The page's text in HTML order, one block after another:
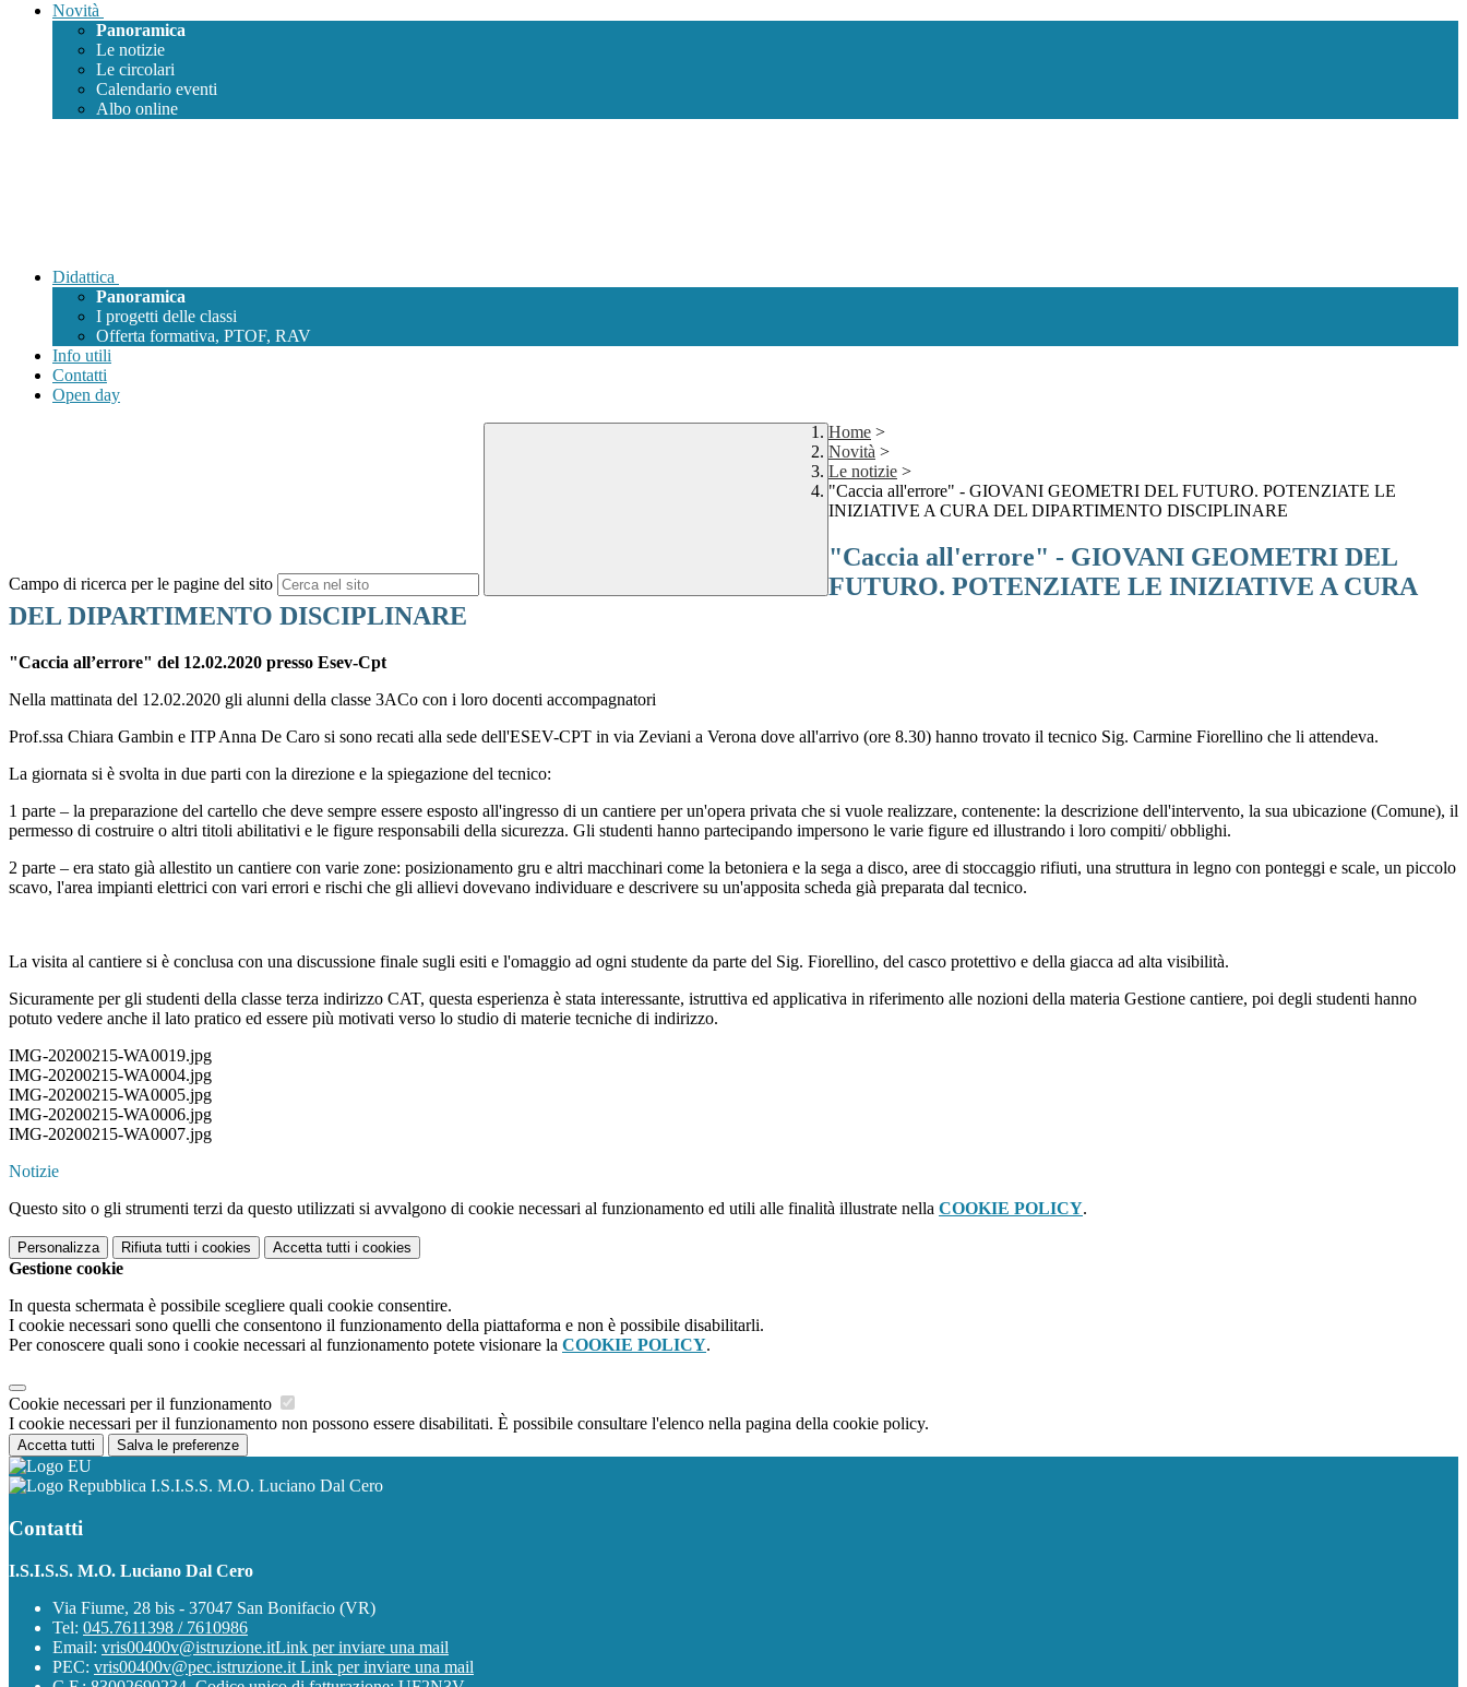
Novità
Panoramica
Le notizie
Le circolari
Calendario eventi
Albo online
Didattica
Panoramica
I progetti delle classi
Offerta formativa, PTOF, RAV
Info utili
Contatti
Open day
Campo di ricerca per le pagine del sito
Home >
Novità >
Le notizie >
"Caccia all'errore" - GIOVANI GEOMETRI DEL FUTURO. POTENZIATE LE
INIZIATIVE A CURA DEL DIPARTIMENTO DISCIPLINARE
"Caccia all'errore" - GIOVANI GEOMETRI DEL
FUTURO. POTENZIATE LE INIZIATIVE A CURA
DEL DIPARTIMENTO DISCIPLINARE
"Caccia all’errore" del 12.02.2020 presso Esev-Cpt
Nella mattinata del 12.02.2020 gli alunni della classe 3ACo con i loro docenti accompagnatori
Prof.ssa Chiara Gambin e ITP Anna De Caro si sono recati alla sede dell'ESEV-CPT in via Zeviani a Verona dove all'arrivo (ore 8.30) hanno trovato il tecnico Sig. Carmine Fiorellino che li attendeva.
La giornata si è svolta in due parti con la direzione e la spiegazione del tecnico:
1 parte – la preparazione del cartello che deve sempre essere esposto all'ingresso di un cantiere per un'opera privata che si vuole realizzare, contenente: la descrizione dell'intervento, la sua ubicazione (Comune), il
permesso di costruire o altri titoli abilitativi e le figure responsabili della sicurezza. Gli studenti hanno partecipando impersono le varie figure ed illustrando i loro compiti/ obblighi.
2 parte – era stato già allestito un cantiere con varie zone: posizionamento gru e altri macchinari come la betoniera e la sega a disco, aree di stoccaggio rifiuti, una struttura in legno con ponteggi e scale, un piccolo
scavo, l'area impianti elettrici con vari errori e rischi che gli allievi dovevano individuare e descrivere su un'apposita scheda già preparata dal tecnico.
La visita al cantiere si è conclusa con una discussione finale sugli esiti e l'omaggio ad ogni studente da parte del Sig. Fiorellino, del casco protettivo e della giacca ad alta visibilità.
Sicuramente per gli studenti della classe terza indirizzo CAT, questa esperienza è stata interessante, istruttiva ed applicativa in riferimento alle nozioni della materia Gestione cantiere, poi degli studenti hanno
potuto vedere anche il lato pratico ed essere più motivati verso lo studio di materie tecniche di indirizzo.
IMG-20200215-WA0019.jpg
IMG-20200215-WA0004.jpg
IMG-20200215-WA0005.jpg
IMG-20200215-WA0006.jpg
IMG-20200215-WA0007.jpg
Notizie
Questo sito o gli strumenti terzi da questo utilizzati si avvalgono di cookie necessari al funzionamento ed utili alle finalità illustrate nella COOKIE POLICY.
Personalizza Rifiuta tutti i cookies Accetta tutti i cookies
Gestione cookie
In questa schermata è possibile scegliere quali cookie consentire.
I cookie necessari sono quelli che consentono il funzionamento della piattaforma e non è possibile disabilitarli.
Per conoscere quali sono i cookie necessari al funzionamento potete visionare la COOKIE POLICY.
Cookie necessari per il funzionamento
I cookie necessari per il funzionamento non possono essere disabilitati. È possibile consultare l'elenco nella pagina della cookie policy.
Accetta tutti Salva le preferenze
I.S.I.S.S. M.O. Luciano Dal Cero
Contatti
I.S.I.S.S. M.O. Luciano Dal Cero
Via Fiume, 28 bis - 37047 San Bonifacio (VR)
Tel: 045.7611398 / 7610986
Email: vris00400v@istruzione.itLink per inviare una mail
PEC: vris00400v@pec.istruzione.it Link per inviare una mail